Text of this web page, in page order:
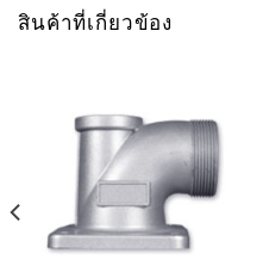
สินค้าที่เกี่ยวข้อง